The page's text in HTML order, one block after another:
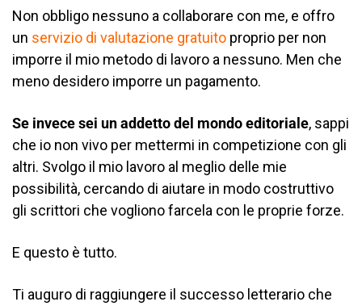
Non obbligo nessuno a collaborare con me, e offro
un servizio di valutazione gratuito proprio per non
imporre il mio metodo di lavoro a nessuno. Men che
meno desidero imporre un pagamento.
Se invece sei un addetto del mondo editoriale, sappi
che io non vivo per mettermi in competizione con gli
altri. Svolgo il mio lavoro al meglio delle mie
possibilità, cercando di aiutare in modo costruttivo
gli scrittori che vogliono farcela con le proprie forze.
E questo è tutto.
Ti auguro di raggiungere il successo letterario che